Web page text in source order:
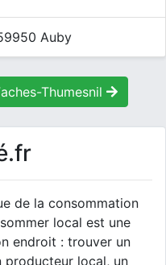
Auby
Thumesnil
de la consommation
local est une
endroit : trouver un
producteur local, un